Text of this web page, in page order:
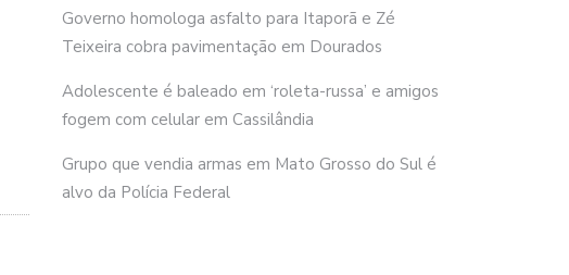
Governo homologa asfalto para Itaporã e Zé
Teixeira cobra pavimentação em Dourados
Adolescente é baleado em ‘roleta-russa’ e amigos
fogem com celular em Cassilândia
Grupo que vendia armas em Mato Grosso do Sul é
alvo da Polícia Federal